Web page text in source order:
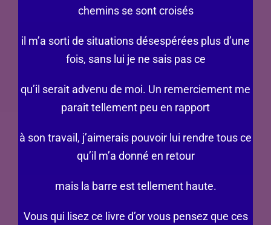
chemins se sont croisés
il m’a sorti de situations désespérées plus d’une
fois, sans lui je ne sais pas ce
qu’il serait advenu de moi. Un remerciement me
parait tellement peu en rapport
à son travail, j’aimerais pouvoir lui rendre tous ce
qu’il m’a donné en retour
mais la barre est tellement haute.
Vous qui lisez ce livre d’or vous pensez que ces